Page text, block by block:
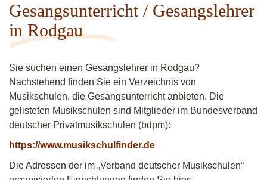
Gesangsunterricht / Gesangslehrer
in Rodgau
Sie suchen einen Gesangslehrer in Rodgau?
Nachstehend finden Sie ein Verzeichnis von
Musikschulen, die Gesangsunterricht anbieten. Die
gelisteten Musikschulen sind Mitglieder im Bundesverband
deutscher Privatmusikschulen (bdpm):
https://www.musikschulfinder.de
Die Adressen der im „Verband deutscher Musikschulen“